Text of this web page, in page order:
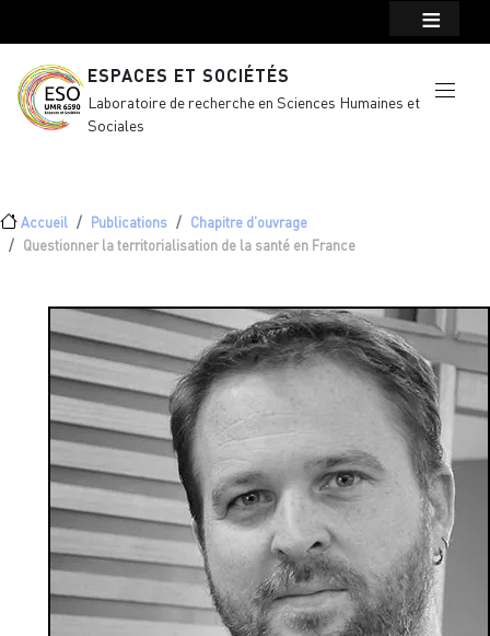
ESPACES ET SOCIÉTÉS
Laboratoire de recherche en Sciences Humaines et
Sociales
Fil d'Ariane
Accueil Publications
Chapitre d'ouvrage
Questionner la territorialisation de la santé en France